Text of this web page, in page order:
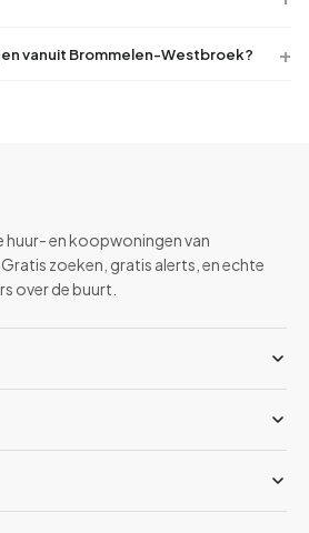
vanuit Brommelen-Westbroek?
huur- en koopwoningen van
zoeken, gratis alerts, en echte
over de buurt.